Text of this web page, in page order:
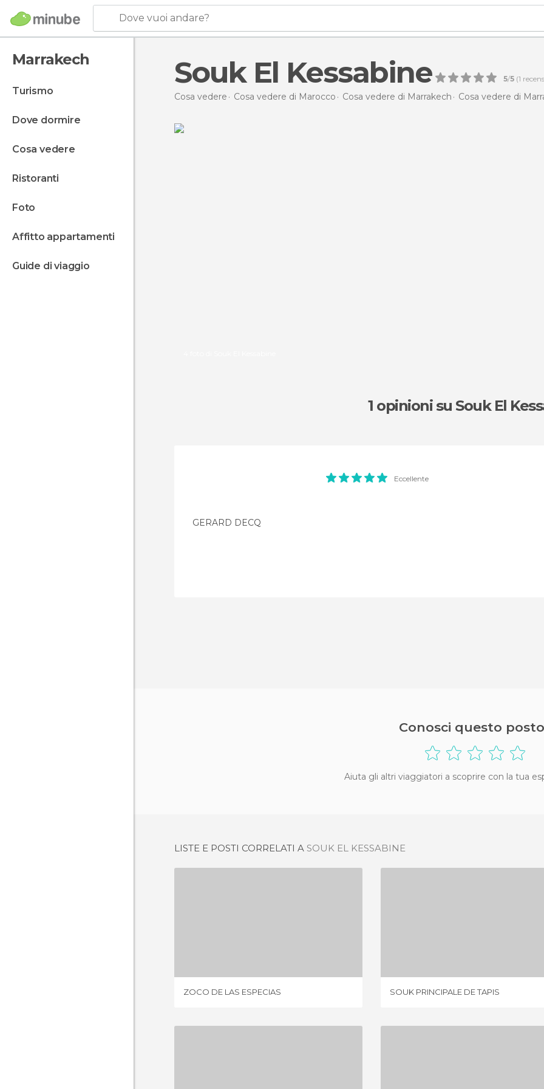
Dove vuoi andare?
Marrakech
turismo
dove dormire
cosa vedere
ristoranti
foto
affitto appartamenti
guide di viaggio
Souk El Kessabine 5/5 (1
Cosa vedere Cosa vedere di Marocco Cosa vedere di Marrakech Cosa vedere di
1 opinioni su Souk El
GERARD DECQ
Eccellente
Conosci questo
Aiuta gli altri viaggiatori a scoprire con la tua
LISTE E POSTI CORRELATI A SOUK EL KESSABINE
ZOCO DE LAS ESPECIAS SOUK PRINCIPALE DE TAPIS